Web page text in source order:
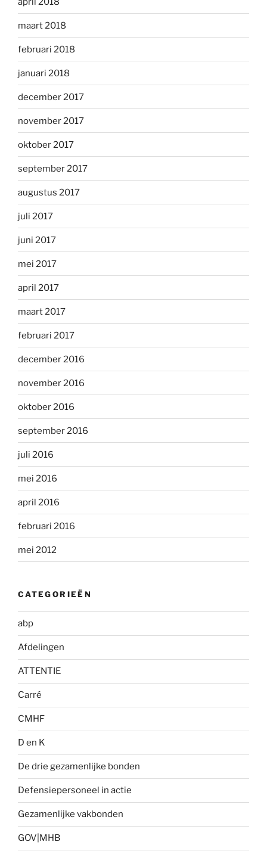
maart 2018
februari 2018
januari 2018
december 2017
november 2017
oktober 2017
september 2017
augustus 2017
juli 2017
juni 2017
mei 2017
april 2017
maart 2017
februari 2017
december 2016
november 2016
oktober 2016
september 2016
juli 2016
mei 2016
april 2016
februari 2016
mei 2012
CATEGORIEËN
abp
Afdelingen
ATTENTIE
Carré
CMHF
D en K
De drie gezamenlijke bonden
Defensiepersoneel in actie
Gezamenlijke vakbonden
GOV|MHB